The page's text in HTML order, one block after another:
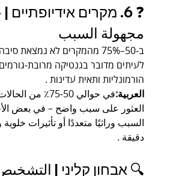
❓ 6. מקרים אידיופתיים
مجهولة السبب
ב‑50–75% מהמקרים לא נמצאת
לעיתים מדובר בגנטיקה
הורמונליות ותאית עדינות .
العربية:
في حوالي 50‑75٪ من
العثور على سبب واضح – في بعض
السبب وراثيًا متعددًا أو تأثيرات
دقيقة .
🔍 אבחון קליני |